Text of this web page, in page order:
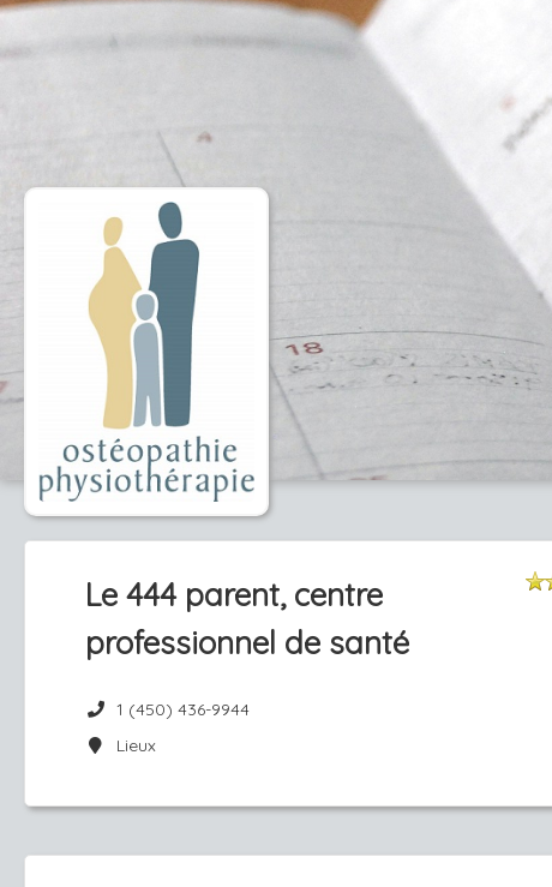
Le 444 parent, centre
professionnel de santé
1 (450) 436-9944
Lieux